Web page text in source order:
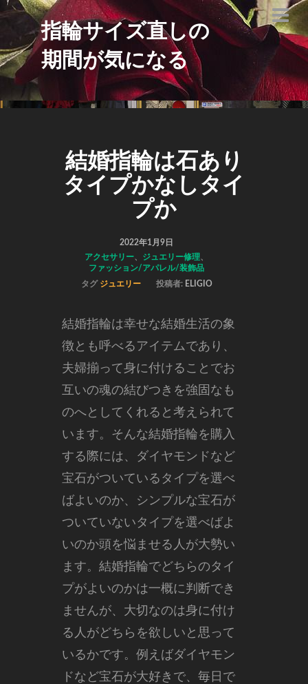
指輪サイズ直しの
期間が気になる
結婚指輪は石あり
タイプかなしタイ
プか
2022年1月9日
アクセサリー、 ジュエリー修理、
ファッション/アパレル/装飾品
タグ ジュエリー 投稿者: ELIGIO
結婚指輪は幸せな結婚生活の象
徴とも呼べるアイテムであり、
夫婦揃って身に付けることでお
互いの魂の結びつきを強固なも
のへとしてくれると考えられて
います。 そんな結婚指輪を購入
する際には、ダイヤモンドなど
宝石がついているタイプを選べ
ばよいのか、シンプルな宝石が
ついていないタイプを選べばよ
いのか頭を悩ませる人が大勢い
ます。結婚指輪でどちらのタイ
プがよいのかは一概に判断でき
ませんが、大切なのは身に付け
る人がどちらを欲しいと思って
いるかです。例えばダイヤモン
ドなど宝石が大好きで、毎日で